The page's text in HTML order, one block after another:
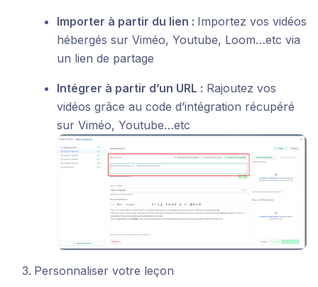
Importer à partir du lien : Importez vos vidéos
hébergés sur Viméo, Youtube, Loom…etc via
un lien de partage
Intégrer à partir d’un URL : Rajoutez vos
vidéos grâce au code d’intégration récupéré
sur Viméo, Youtube…etc
Personnaliser votre leçon